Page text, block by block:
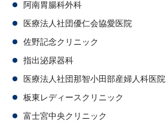
阿南胃腸科外科
医療法人社団優仁会協愛医院
佐野記念クリニック
指出泌尿器科
医療法人社団那智小田部産婦人科医院
板東レディースクリニック
富士宮中央クリニック